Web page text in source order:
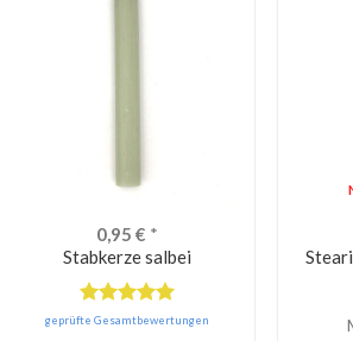
0,95 € *
Stabkerze salbei
Bewertet
geprüfte Gesamtbewertungen